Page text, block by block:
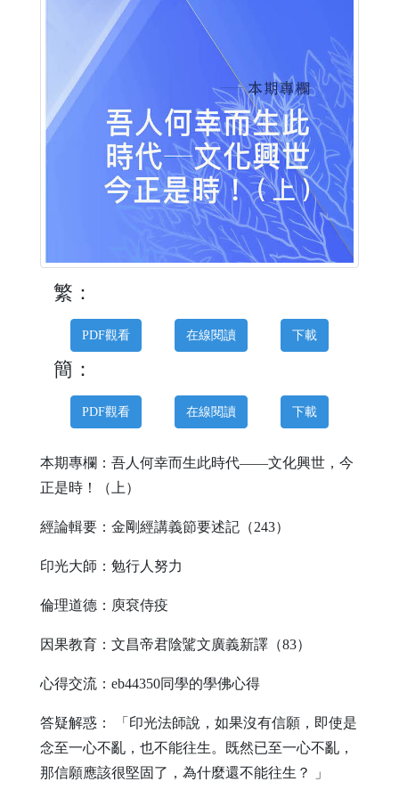
繁：
PDF觀看 在線閱讀 下載
簡：
PDF觀看 在線閱讀 下載
本期專欄：吾人何幸而生此時代——文化興世，今
正是時！（上）
經論輯要：金剛經講義節要述記（243）
印光大師：勉行人努力
倫理道德：庾袞侍疫
因果教育：文昌帝君陰騭文廣義新譯（83）
心得交流：eb44350同學的學佛心得
答疑解惑： 「印光法師說，如果沒有信願，即使是
念至一心不亂，也不能往生。既然已至一心不亂，
那信願應該很堅固了，為什麼還不能往生？ 」